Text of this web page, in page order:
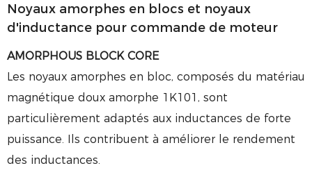
Noyaux amorphes en blocs et noyaux
d'inductance pour commande de moteur
AMORPHOUS BLOCK CORE
Les noyaux amorphes en bloc, composés du matériau
magnétique doux amorphe 1K101, sont
particulièrement adaptés aux inductances de forte
puissance. Ils contribuent à améliorer le rendement
des inductances.